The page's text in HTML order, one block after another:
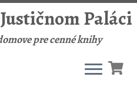
Paláci
pre cenné knihy